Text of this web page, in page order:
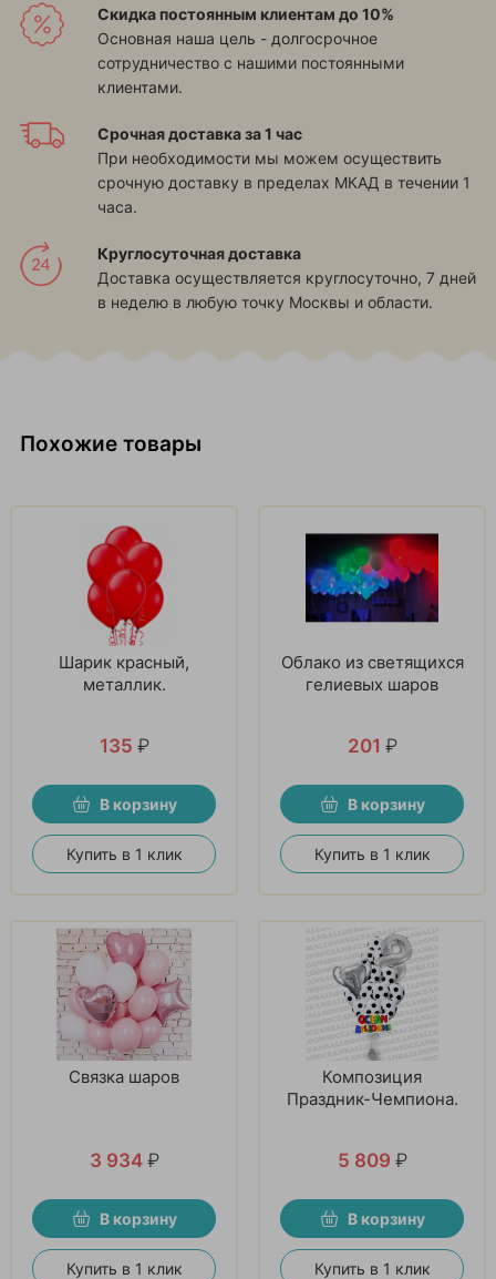
Скидка постоянным клиентам до 10%
Основная наша цель - долгосрочное
сотрудничество с нашими постоянными
клиентами.
Срочная доставка за 1 час
При необходимости мы можем осуществить
срочную доставку в пределах МКАД в течении 1
часа.
Круглосуточная доставка
Доставка осуществляется круглосуточно, 7 дней
в неделю в любую точку Москвы и области.
Похожие товары
Шарик красный,
металлик.
135 ₽
В корзину
Купить в 1 клик
Облако из светящихся
гелиевых шаров
201 ₽
В корзину
Купить в 1 клик
Связка шаров
3 934 ₽
В корзину
Купить в 1 клик
Композиция
Праздник-Чемпиона.
5 809 ₽
В корзину
Купить в 1 клик